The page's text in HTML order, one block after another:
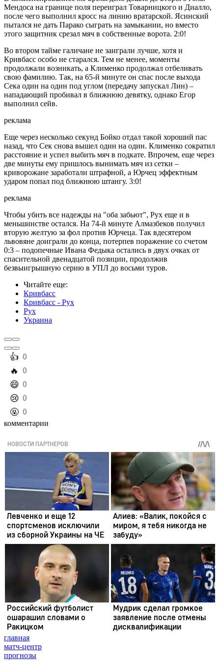
Мендоса на границе поля переиграл Товарницкого и Диалло,
после чего выполнил кросс на линию вратарской. Ясинский
пытался не дать Парако сыграть на замыкании, но вместо
этого защитник срезал мяч в собственные ворота. 2:0!
Во втором тайме галичане не заиграли лучше, хотя и
Кривбасс особо не старался. Тем не менее, моменты
продолжали возникать, а Клименко продолжал отбеливать
свою фамилию. Так, на 65-й минуте он спас после выхода
Сека один на один под углом (передачу запускал Лин) –
нападающий пробивал в ближнюю девятку, однако Егор
выполнил сейв.
реклама
Еще через несколько секунд Бойко отдал такой хороший пас
назад, что Сек снова вышел один на один. Клименко сократил
расстояние и успел выбить мяч в подкате. Впрочем, еще через
две минуты ему пришлось вынимать мяч из сетки –
криворожане заработали штрафной, а Юрчец эффектным
ударом попал под ближнюю штангу. 3:0!
реклама
Чтобы убить все надежды на "оба забьют", Рух еще и в
меньшинстве остался. На 74-й минуте Алмазбеков получил
вторую желтую за фол против Юрчеца. Так вдесятером
львовяне доиграли до конца, потерпев поражение со счетом
0:3 – подопечные Ивана Федыка остались в двух очках от
спасительной двенадцатой позиции, продолжив
безвыигрышную серию в УПЛ до восьми туров.
Читайте еще:
Кривбасс
Кривбасс - Рух
Рух
Украина
️👍 0
️🔥 0
️😄 0
️😢 0
️🤬 0
комментарии
главная
матч-центр
прогнозы